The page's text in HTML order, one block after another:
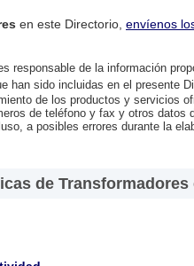
en este Directorio, envíenos
responsable de la información
han sido incluidas en el presente
de los productos y servicios
de teléfono y fax y otros datos
a posibles errores durante la
de Transformadores